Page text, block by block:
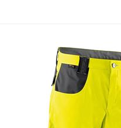
de movimentos - com 2
com função de
bolsos traseiros com
CORDURA®, direito com
velcro - Direito: bolso para
metro integrado -
integrado na coxa com